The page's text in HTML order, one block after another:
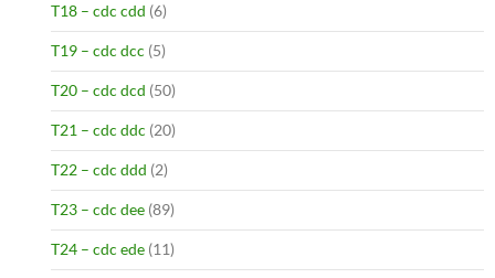
T18 – cdc cdd (6)
T19 – cdc dcc (5)
T20 – cdc dcd (50)
T21 – cdc ddc (20)
T22 – cdc ddd (2)
T23 – cdc dee (89)
T24 – cdc ede (11)